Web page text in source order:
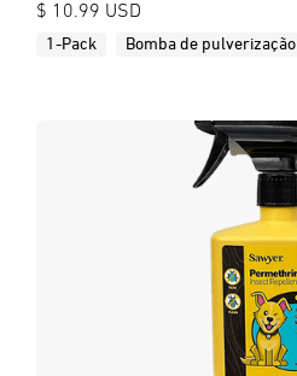
$ 10.99 USD
1-Pack Bomba de pulverização